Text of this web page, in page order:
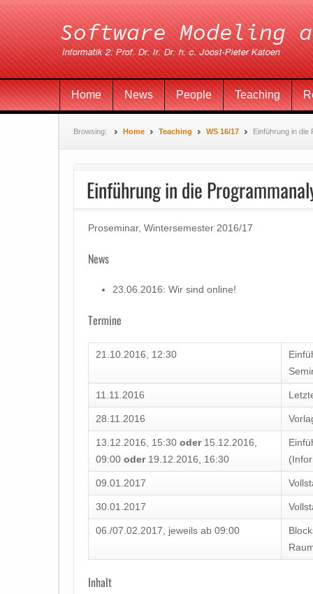
Home News People Teaching
Browsing: Home Teaching WS 16/17 Einführung in die
Einführung in die
Proseminar, Wintersemester 2016/17
News
23.06.2016: Wir sind online!
Termine
21.10.2016, 12:30
11.11.2016
28.11.2016
13.12.2016, 15:30 oder 15.12.2016,
09:00 oder 19.12.2016, 16:30
09.01.2017
30.01.2017
06./07.02.2017, jeweils ab 09:00
Inhalt